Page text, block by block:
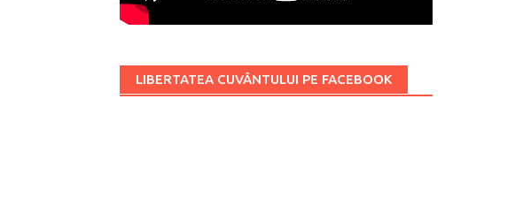
LIBERTATEA CUVÂNTULUI PE FACEBOOK